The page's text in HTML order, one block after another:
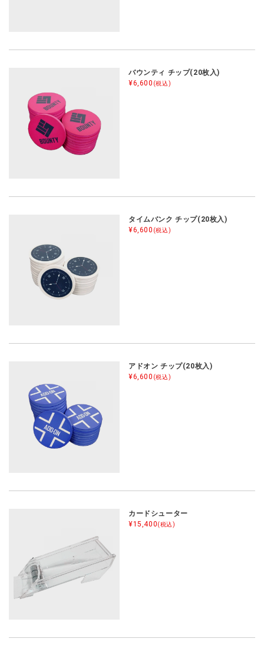
バウンティ チップ(20枚入)
¥6,600 (税込)
タイムバンク チップ(20枚入)
¥6,600 (税込)
アドオン チップ(20枚入)
¥6,600 (税込)
カードシューター
¥15,400(税込)